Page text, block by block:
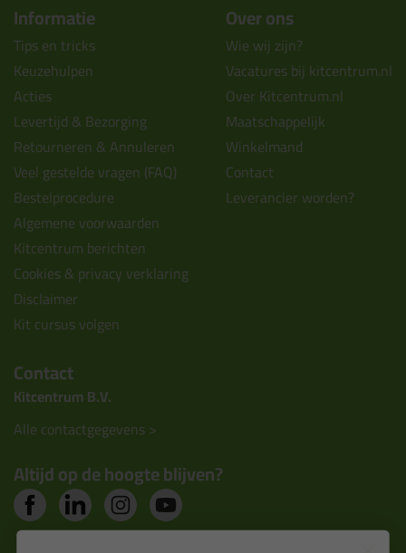
Informatie
Tips en tricks
Keuzehulpen
Acties
Levertijd & Bezorging
Retourneren & Annuleren
Veel gestelde vragen (FAQ)
Bestelprocedure
Algemene voorwaarden
Kitcentrum berichten
Cookies & privacy verklaring
Disclaimer
Kit cursus volgen
Over ons
Wie wij zijn?
Vacatures bij kitcentrum.nl
Over Kitcentrum.nl
Maatschappelijk
Winkelmand
Contact
Leverancier worden?
Contact
Kitcentrum B.V.
Alle contactgegevens >
Altijd op de hoogte blijven?